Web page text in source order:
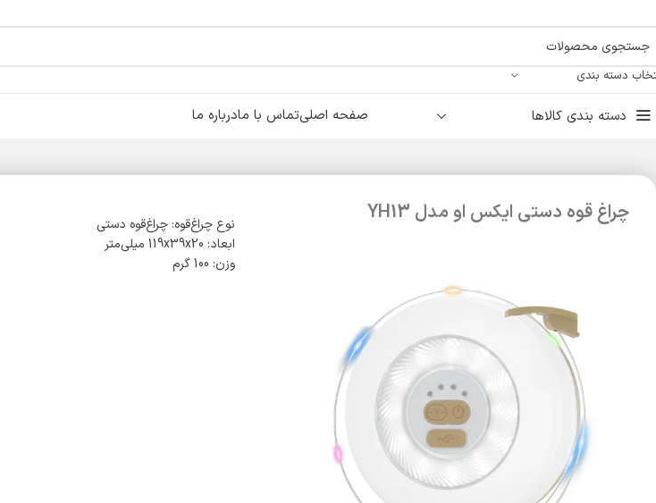
دسته بندی
دسته بندی کالاها صفحه اصلیتماس با مادرباره ما
چراغ قوه دستی ایکس او مدل YH13
نوع چراغ‌قوه: چراغ‌قوه دستی
ابعاد: 119x39x20 میلی‌متر
وزن: 100 گرم